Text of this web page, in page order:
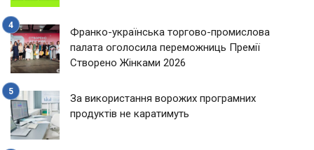
Франко-українська торгово-промислова
палата оголосила переможниць Премії
Створено Жінками 2026
За використання ворожих програмних
продуктів не каратимуть